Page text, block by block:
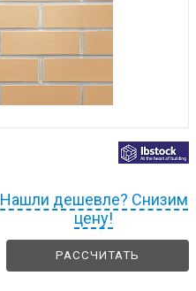
Нашли дешевле? Снизим
цену!
РАССЧИТАТЬ